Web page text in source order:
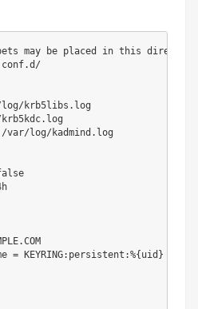
may be placed in this
krb5libs.log
var/log/kadmind.log
= KEYRING:persistent:%{uid}